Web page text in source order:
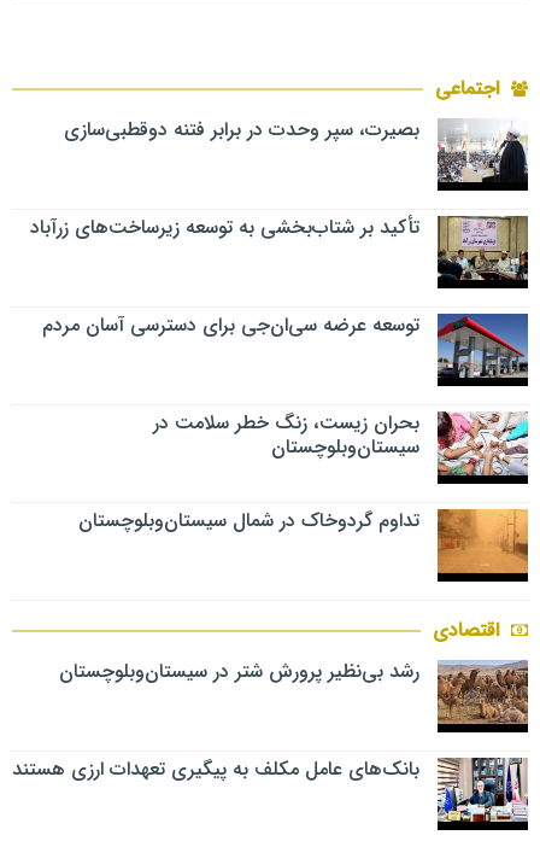
اجتماعی
بصیرت، سپر وحدت در برابر فتنه دوقطبی‌سازی
تأکید بر شتاب‌بخشی به توسعه زیرساخت‌های زرآباد
توسعه عرضه سی‌ان‌جی برای دسترسی آسان مردم
بحران زیست، زنگ خطر سلامت در
سیستان‌وبلوچستان
تداوم گردوخاک در شمال سیستان‌وبلوچستان
اقتصادی
رشد بی‌نظیر پرورش شتر در سیستان‌وبلوچستان
بانک‌های عامل مکلف به پیگیری تعهدات ارزی هستند